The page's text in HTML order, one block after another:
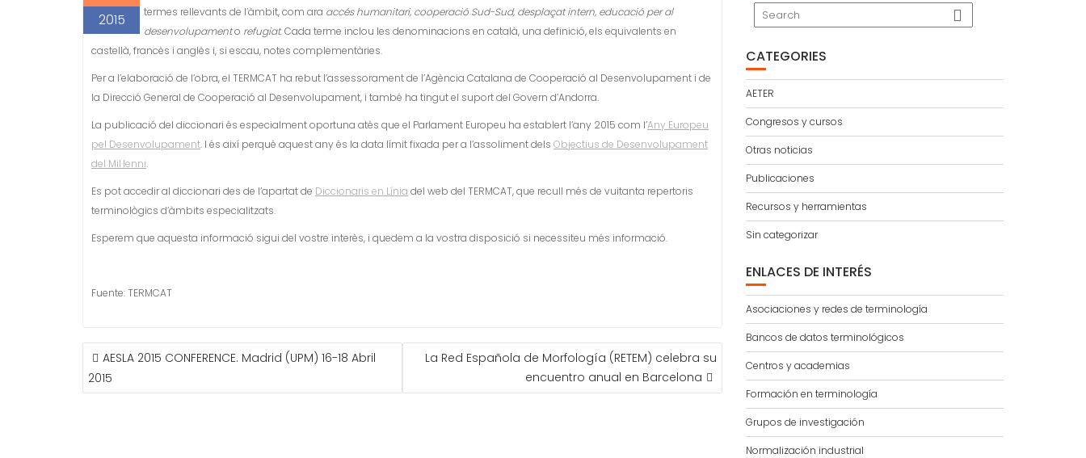
2015
termes rellevants de l’àmbit, com ara accés humanitari, cooperació Sud-Sud, desplaçat intern, educació per al
desenvolupamento refugiat. Cada terme inclou les denominacions en català, una definició, els equivalents en
castellà, francès i anglès i, si escau, notes complementàries.
Per a l’elaboració de l’obra, el TERMCAT ha rebut l’assessorament de l’Agència Catalana de Cooperació al Desenvolupament i de
la Direcció General de Cooperació al Desenvolupament, i també ha tingut el suport del Govern d’Andorra.
La publicació del diccionari és especialment oportuna atès que el Parlament Europeu ha establert l’any 2015 com l’Any Europeu
pel Desenvolupament. I és així perquè aquest any és la data límit fixada per a l’assoliment dels Objectius de Desenvolupament
del Mil·lenni.
Es pot accedir al diccionari des de l’apartat de Diccionaris en Línia del web del TERMCAT, que recull més de vuitanta repertoris
terminològics d’àmbits especialitzats.
Esperem que aquesta informació sigui del vostre interès, i quedem a la vostra disposició si necessiteu més informació.
Fuente: TERMCAT
NAVEGACIÓN
DE
ENTRADAS
AESLA 2015 CONFERENCE. Madrid (UPM) 16-18 Abril
2015
La Red Española de Morfología (RETEM) celebra su
encuentro anual en Barcelona
CATEGORIES
AETER
Congresos y cursos
Otras noticias
Publicaciones
Recursos y herramientas
Sin categorizar
ENLACES DE INTERÉS
Asociaciones y redes de terminología
Bancos de datos terminológicos
Centros y academias
Formación en terminología
Grupos de investigación
Normalización industrial